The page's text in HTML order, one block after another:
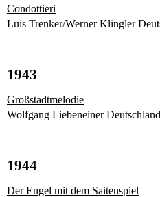
Condottieri
Luis Trenker/Werner Klingler
1943
Großstadtmelodie
Wolfgang Liebeneiner Deutschland
1944
Der Engel mit dem Saitenspiel